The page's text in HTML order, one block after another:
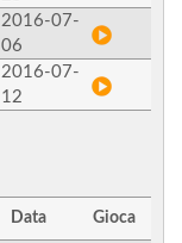
2016-07-
06
2016-07-
12
Data Gioca